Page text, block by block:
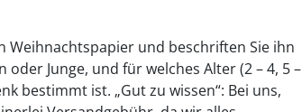
Weihnachtspapier und beschriften Sie ihn
Junge, und für welches Alter (2 – 4, 5 –
bestimmt ist. „Gut zu wissen“: Bei uns,